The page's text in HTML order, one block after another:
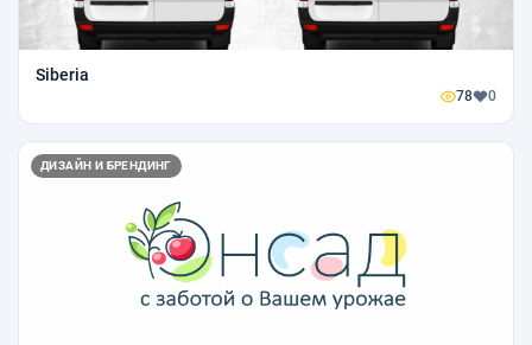
Siberia
78 0
ДИЗАЙН И БРЕНДИНГ